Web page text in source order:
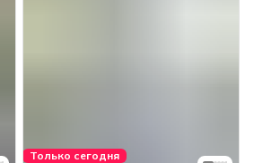
Только сегодня